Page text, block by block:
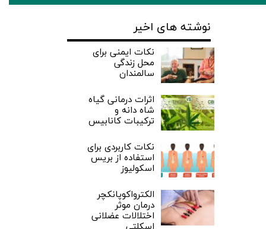
نوشته های اخیر
نکات ایمنی برای
محل زندگی
سالمندان
اثرات درمانی گیاه
شاه دانه و
ترکیبات کانابیس
نکات کاربردی برای
استفاده از بریس
اسکولیوز
الکترواکوپانکچر
درمان موثر
اختلالات عضلانی